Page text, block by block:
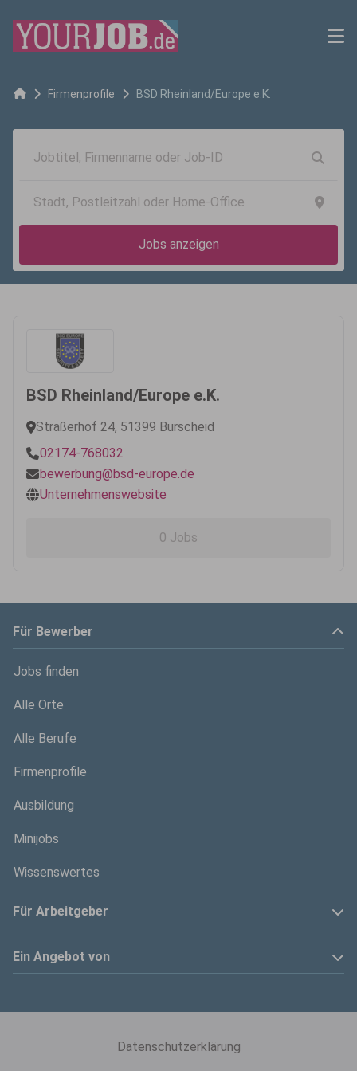
Firmenprofile BSD Rheinland/Europe e.K.
Jobs anzeigen
BSD Rheinland/Europe e.K.
Straßerhof 24, 51399 Burscheid
02174-768032
bewerbung@bsd-europe.de
Unternehmenswebsite
0 Jobs
Für Bewerber
Jobs finden
Alle Orte
Alle Berufe
Firmenprofile
Ausbildung
Minijobs
Wissenswertes
Für Arbeitgeber
Anzeige schalten
Ein Angebot von
Datenschutzerklärung